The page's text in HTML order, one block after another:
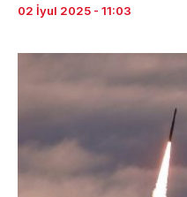
02 İyul 2025 - 11:03